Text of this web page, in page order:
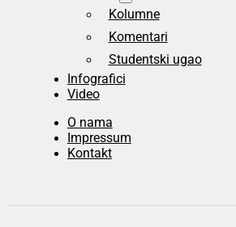
Kolumne
Komentari
Studentski ugao
Infografici
Video
O nama
Impressum
Kontakt